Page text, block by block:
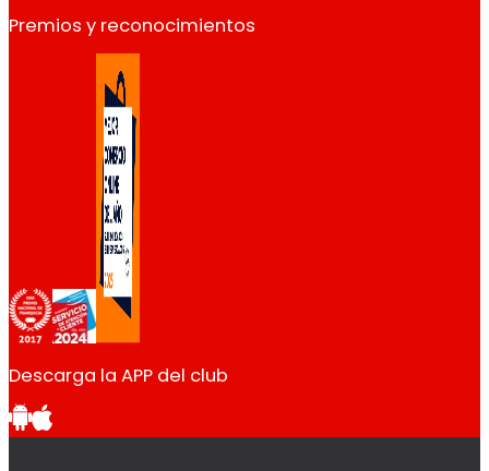
Premios y reconocimientos
Descarga la APP del club